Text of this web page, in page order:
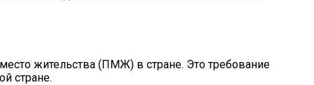
жительства (ПМЖ) в стране. Это требование
стране.